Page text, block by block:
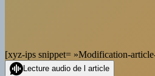
[xyz-ips snippet= »Modification-
Lecture audio de l article